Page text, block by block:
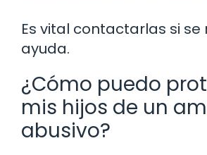
Es vital contactarlas si se
ayuda.
¿Cómo puedo
mis hijos de un
abusivo?